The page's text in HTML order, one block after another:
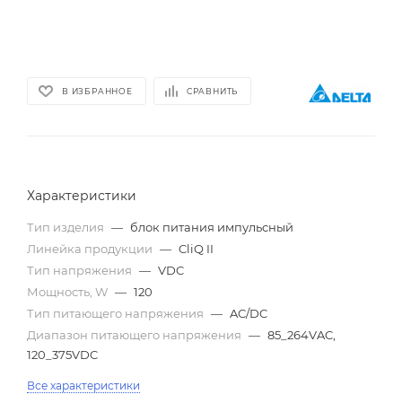
В ИЗБРАННОЕ СРАВНИТЬ
Характеристики
Тип изделия — блок питания импульсный
Линейка продукции — CliQ II
Тип напряжения — VDC
Мощность, W — 120
Тип питающего напряжения — AC/DC
Диапазон питающего напряжения — 85_264VAC,
120_375VDC
Все характеристики